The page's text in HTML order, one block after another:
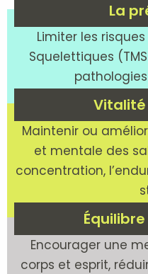
La
Limiter les
Squelettiques
Maintenir ou
et mentale des
concentration,
Encourager une
corps et esprit,